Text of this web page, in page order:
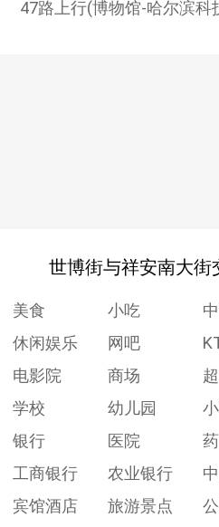
47路上行(博物馆-哈尔滨科
世博街与祥安南大街
美食 小吃
休闲娱乐
网吧
电影院
商场
学校
幼儿园
银行
医院
工商银行
农业银行
宾馆酒店
旅游景点